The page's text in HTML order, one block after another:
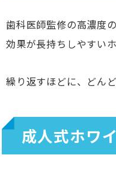
歯科医師監修の高濃度
効果が長持ちしやすい
繰り返すほどに、どん
成人式ホワ